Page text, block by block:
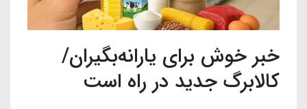
خبر خوش برای یارانه‌بگیران/
کالابرگ جدید در راه است